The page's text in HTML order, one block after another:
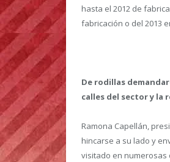
hasta el 2012 de
fabricación o del 2013
De rodillas
calles del sector y la
Ramona Capellán,
hincarse a su lado y
visitado en numerosas